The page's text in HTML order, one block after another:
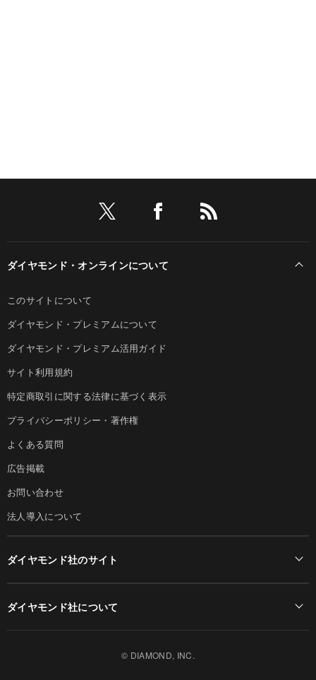
ダイヤモンド・オンラインについて
このサイトについて
ダイヤモンド・プレミアムについて
ダイヤモンド・プレミアム活用ガイド
サイト利用規約
特定商取引に関する法律に基づく表示
プライバシーポリシー・著作権
よくある質問
広告掲載
お問い合わせ
法人導入について
ダイヤモンド社のサイト
ダイヤモンド社について
© DIAMOND, INC.